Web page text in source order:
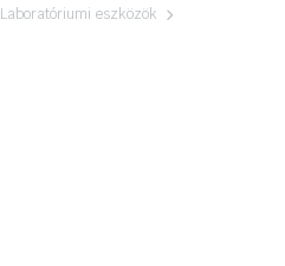
Laboratóriumi eszközök